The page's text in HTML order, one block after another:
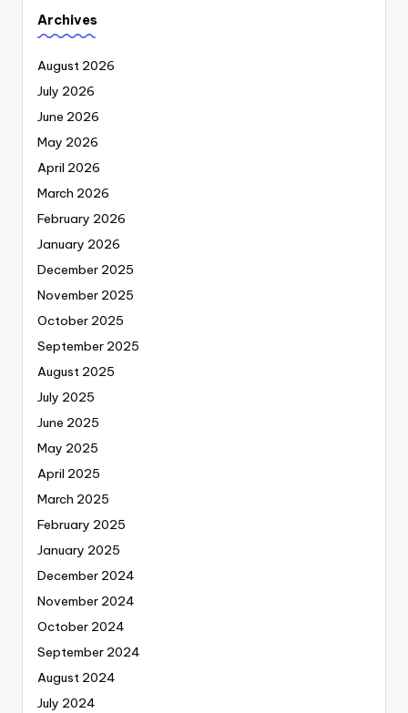
Archives
August 2026
July 2026
June 2026
May 2026
April 2026
March 2026
February 2026
January 2026
December 2025
November 2025
October 2025
September 2025
August 2025
July 2025
June 2025
May 2025
April 2025
March 2025
February 2025
January 2025
December 2024
November 2024
October 2024
September 2024
August 2024
July 2024